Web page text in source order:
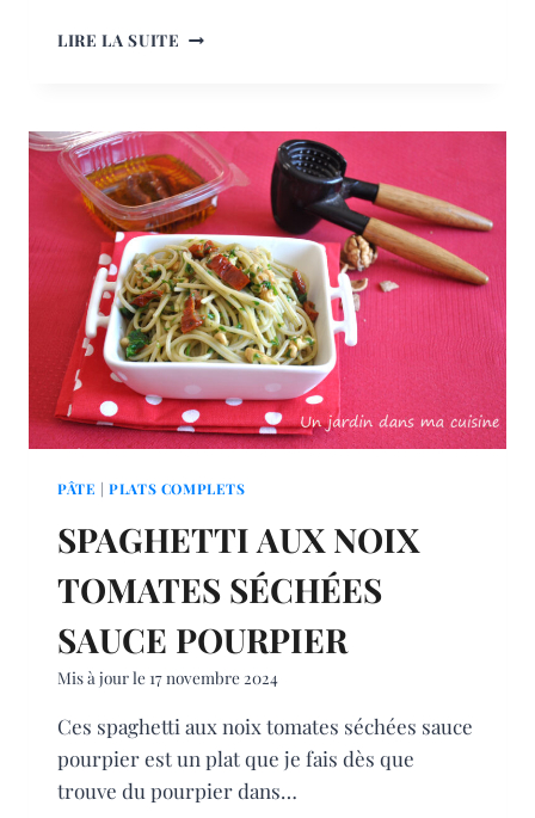
LIRE LA SUITE AUBERGINES
PÂTE |PLATS COMPLETS
SPAGHETTI AUX NOIX
TOMATES SÉCHÉES
SAUCE POURPIER
Mis à jour le 17 novembre 2024
Ces spaghetti aux noix tomates séchées sauce
pourpier est un plat que je fais dès que
trouve du pourpier dans…